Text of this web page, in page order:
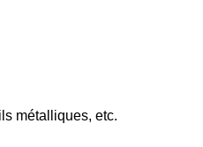
métalliques, etc.